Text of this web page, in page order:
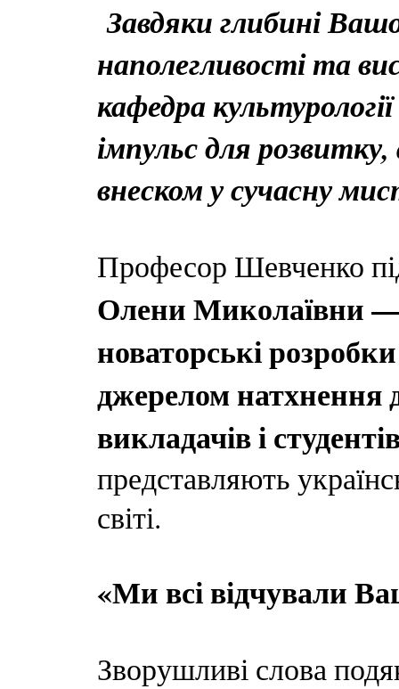
Завдяки глибині
наполегливості та
кафедра
імпульс для
внеском у сучасну
Професор Шевченко
Олени Миколаївни —
новаторські
джерелом натхнення
викладачів і
представляють
світі.
«Ми всі відчували
Зворушливі слова